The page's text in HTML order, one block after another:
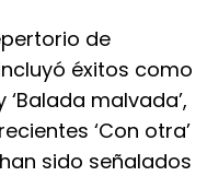
de
éxitos como
‘Balada malvada’,
‘Con otra’
sido señalados